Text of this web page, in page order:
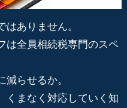
ありません。
は全員相続税専門のスペ
らせるか。
くまなく対応していく知